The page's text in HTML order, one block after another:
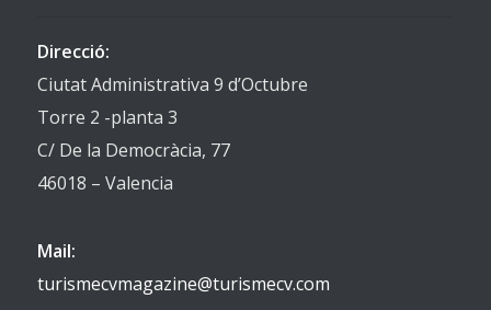
Direcció:
Ciutat Administrativa 9 d’Octubre
Torre 2 -planta 3
C/ De la Democràcia, 77
46018 – Valencia
Mail:
turismecvmagazine@turismecv.com